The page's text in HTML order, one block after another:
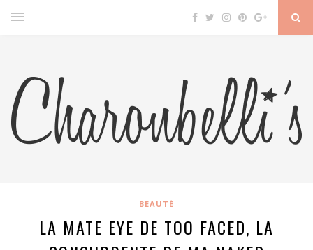
BEAUTÉ
LA MATE EYE DE TOO FACED, LA